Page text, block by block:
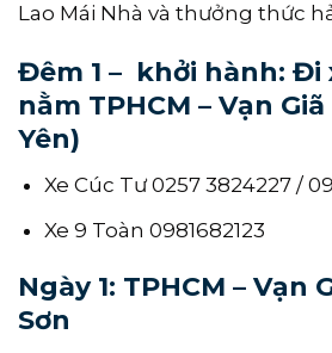
Lao Mái Nhà và thưởng thức
Đêm 1 – khởi hành: Đi
nằm TPHCM – Vạn
Yên)
Xe Cúc Tư 0257 3824227 /
Xe 9 Toàn 0981682123
Ngày 1: TPHCM – Vạn
Sơn